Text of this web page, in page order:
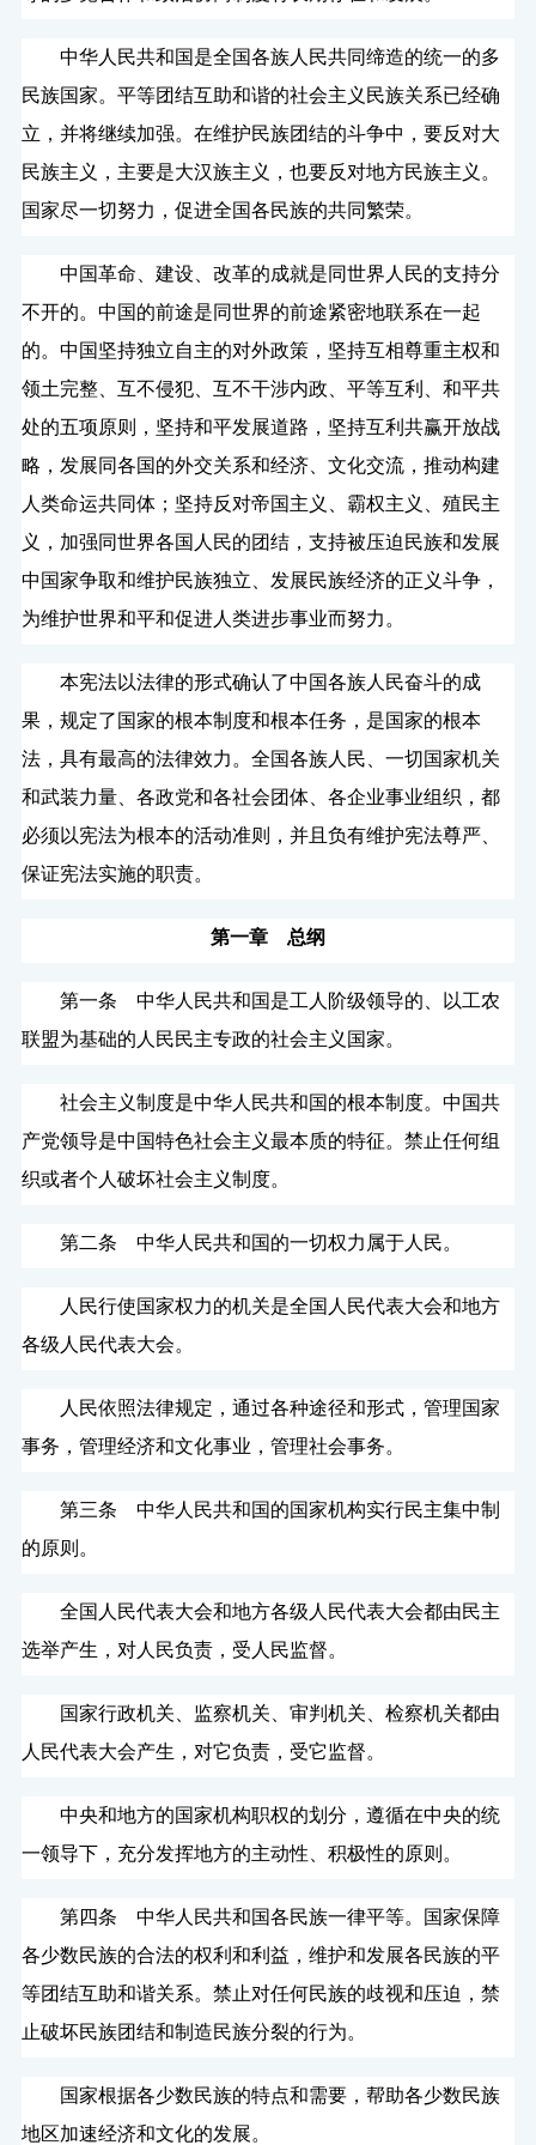
中华人民共和国是全国各族人民共同缔造的统一的多
民族国家。平等团结互助和谐的社会主义民族关系已经确
立，并将继续加强。在维护民族团结的斗争中，要反对大
民族主义，主要是大汉族主义，也要反对地方民族主义。
国家尽一切努力，促进全国各民族的共同繁荣。
中国革命、建设、改革的成就是同世界人民的支持分
不开的。中国的前途是同世界的前途紧密地联系在一起
的。中国坚持独立自主的对外政策，坚持互相尊重主权和
领土完整、互不侵犯、互不干涉内政、平等互利、和平共
处的五项原则，坚持和平发展道路，坚持互利共赢开放战
略，发展同各国的外交关系和经济、文化交流，推动构建
人类命运共同体；坚持反对帝国主义、霸权主义、殖民主
义，加强同世界各国人民的团结，支持被压迫民族和发展
中国家争取和维护民族独立、发展民族经济的正义斗争，
为维护世界和平和促进人类进步事业而努力。
本宪法以法律的形式确认了中国各族人民奋斗的成
果，规定了国家的根本制度和根本任务，是国家的根本
法，具有最高的法律效力。全国各族人民、一切国家机关
和武装力量、各政党和各社会团体、各企业事业组织，都
必须以宪法为根本的活动准则，并且负有维护宪法尊严、
保证宪法实施的职责。
第一章 总纲
第一条 中华人民共和国是工人阶级领导的、以工农
联盟为基础的人民民主专政的社会主义国家。
社会主义制度是中华人民共和国的根本制度。中国共
产党领导是中国特色社会主义最本质的特征。禁止任何组
织或者个人破坏社会主义制度。
第二条 中华人民共和国的一切权力属于人民。
人民行使国家权力的机关是全国人民代表大会和地方
各级人民代表大会。
人民依照法律规定，通过各种途径和形式，管理国家
事务，管理经济和文化事业，管理社会事务。
第三条 中华人民共和国的国家机构实行民主集中制
的原则。
全国人民代表大会和地方各级人民代表大会都由民主
选举产生，对人民负责，受人民监督。
国家行政机关、监察机关、审判机关、检察机关都由
人民代表大会产生，对它负责，受它监督。
中央和地方的国家机构职权的划分，遵循在中央的统
一领导下，充分发挥地方的主动性、积极性的原则。
第四条 中华人民共和国各民族一律平等。国家保障
各少数民族的合法的权利和利益，维护和发展各民族的平
等团结互助和谐关系。禁止对任何民族的歧视和压迫，禁
止破坏民族团结和制造民族分裂的行为。
国家根据各少数民族的特点和需要，帮助各少数民族
地区加速经济和文化的发展。